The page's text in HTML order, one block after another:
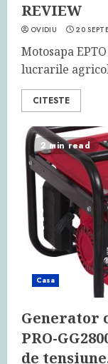
REVIEW
OVIDIU 20
Motosapa
lucrarile
CITESTE
2 min read
Casa
Generator
PRO-
de